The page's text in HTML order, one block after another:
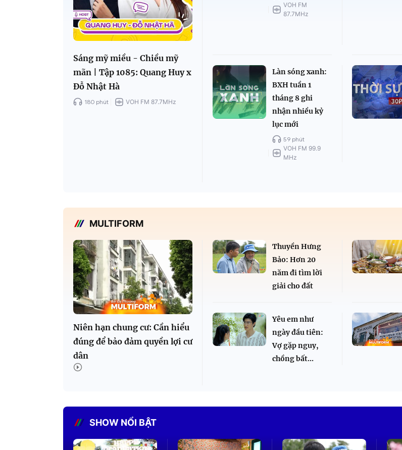
Sáng mỹ miều - Chiều mỹ
mãn | Tập 1085: Quang Huy x
Đỗ Nhật Hà
180 phút VOH FM 87.7MHz
VOH FM
87.7MHz
Làn sóng xanh:
BXH tuần 1
tháng 8 ghi
nhận nhiều kỷ
lục mới
59 phút
VOH FM 99.9
MHz
MULTIFORM
Niên hạn chung cư: Cần hiểu
đúng để bảo đảm quyền lợi cư
dân
Thuyền Hưng
Bảo: Hơn 20
năm đi tìm lời
giải cho đất
Yêu em như
ngày đầu tiên:
Vợ gặp nguy,
chồng bất...
SHOW NỔI BẬT